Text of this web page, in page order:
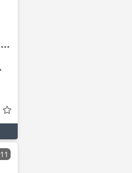
JCB TM 280S DualTechVT
11